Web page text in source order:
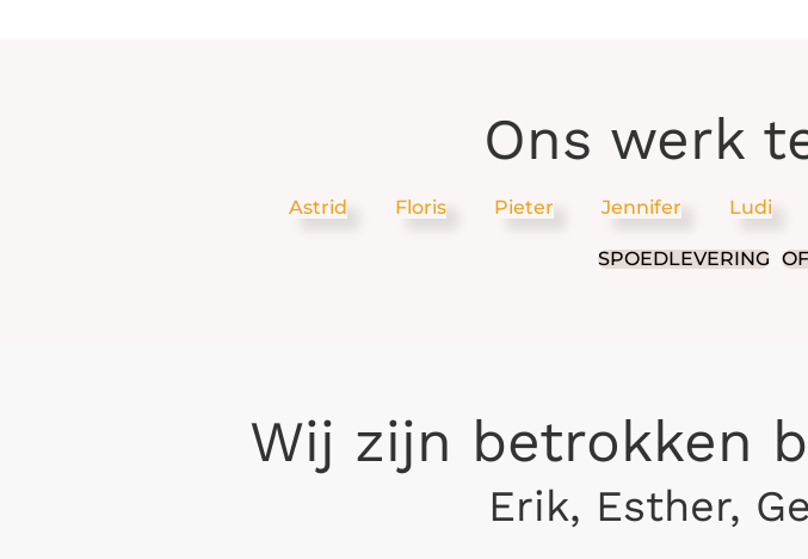
Ons werk
Astrid Floris Pieter Jennifer Ludi
SPOEDLEVERING
Wij zijn betrokken
Erik, Esther,